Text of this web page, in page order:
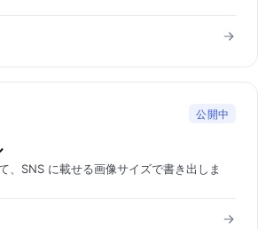
公開中
、SNS に載せる画像サイズで書き出しま